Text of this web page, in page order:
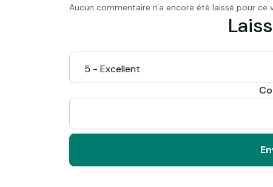
Aucun commentaire n'a encore été laissé pour ce